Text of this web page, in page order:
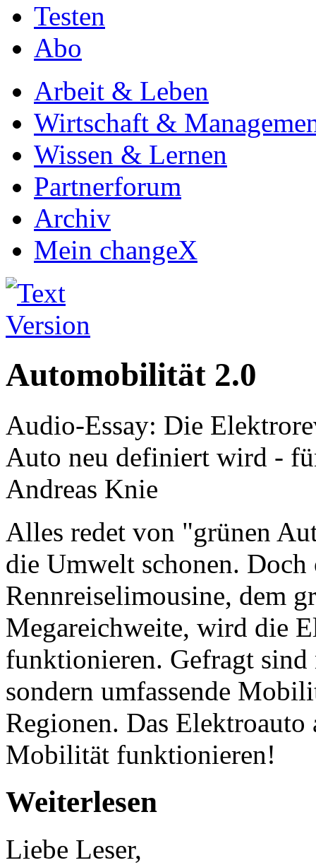
Testen
Abo
Arbeit & Leben
Wirtschaft &
Wissen & Lernen
Partnerforum
Archiv
Mein changeX
Automobilität 2.0
Audio-Essay: Die
Auto neu definiert wird -
Andreas Knie
Alles redet von "grünen
die Umwelt schonen.
Rennreiselimousine, dem
Megareichweite, wird die
funktionieren. Gefragt
sondern umfassende
Regionen. Das
Mobilität funktionieren!
Weiterlesen
Liebe Leser,